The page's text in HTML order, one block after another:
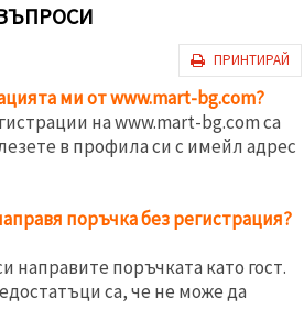
ПРИНТИРАЙ
ми от www.mart-bg.com?
на www.mart-bg.com са
в профила си с имейл адрес
поръчка без регистрация?
направите поръчката като гост.
са, че не може да